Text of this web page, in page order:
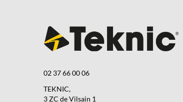
02 37 66 00 06
TEKNIC,
3 ZC de Vilsain 1